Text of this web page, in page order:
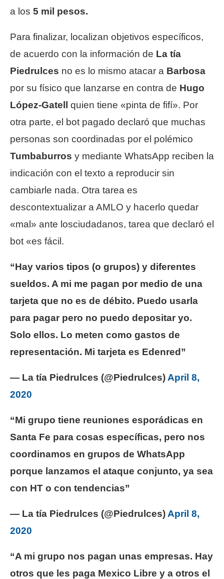
a los 5 mil pesos.
Para finalizar, localizan objetivos específicos,
de acuerdo con la información de La tía
Piedrulces no es lo mismo atacar a Barbosa
por su físico que lanzarse en contra de Hugo
López-Gatell quien tiene «pinta de fifí». Por
otra parte, el bot pagado declaró que muchas
personas son coordinadas por el polémico
Tumbaburros y mediante WhatsApp reciben la
indicación con el texto a reproducir sin
cambiarle nada. Otra tarea es
descontextualizar a AMLO y hacerlo quedar
«mal» ante losciudadanos, tarea que declaró el
bot «es fácil.
“Hay varios tipos (o grupos) y diferentes
sueldos. A mi me pagan por medio de una
tarjeta que no es de débito. Puedo usarla
para pagar pero no puedo depositar yo.
Solo ellos. Lo meten como gastos de
representación. Mi tarjeta es Edenred”
— La tía Piedrulces (@Piedrulces) April 8,
2020
“Mi grupo tiene reuniones esporádicas en
Santa Fe para cosas específicas, pero nos
coordinamos en grupos de WhatsApp
porque lanzamos el ataque conjunto, ya sea
con HT o con tendencias”
— La tía Piedrulces (@Piedrulces) April 8,
2020
“A mi grupo nos pagan unas empresas. Hay
otros que les paga Mexico Libre y a otros el